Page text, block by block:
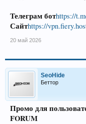
Телеграм ботhttps://
Сайтhttps://
20 май 2026
SeoHide
Беттор
Промо для
FORUM